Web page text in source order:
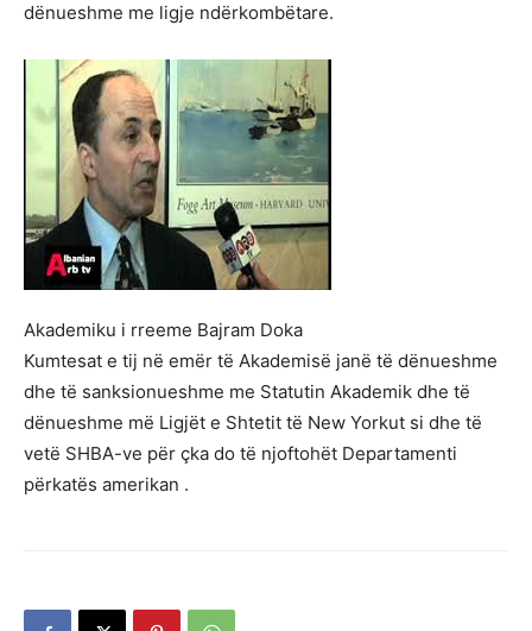
dënueshme me ligje ndërkombëtare.
Akademiku i rreeme Bajram Doka
Kumtesat e tij në emër të Akademisë janë të dënueshme
dhe të sanksionueshme me Statutin Akademik dhe të
dënueshme më Ligjët e Shtetit të New Yorkut si dhe të
vetë SHBA-ve për çka do të njoftohët Departamenti
përkatës amerikan .